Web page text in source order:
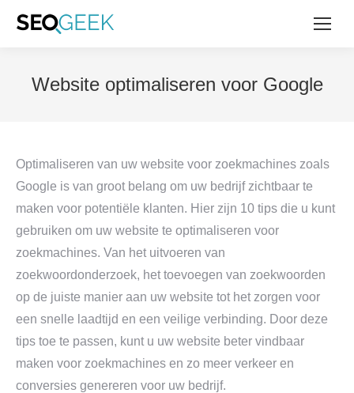
Website optimaliseren voor Google
Optimaliseren van uw website voor zoekmachines zoals
Google is van groot belang om uw bedrijf zichtbaar te
maken voor potentiële klanten. Hier zijn 10 tips die u kunt
gebruiken om uw website te optimaliseren voor
zoekmachines. Van het uitvoeren van
zoekwoordonderzoek, het toevoegen van zoekwoorden
op de juiste manier aan uw website tot het zorgen voor
een snelle laadtijd en een veilige verbinding. Door deze
tips toe te passen, kunt u uw website beter vindbaar
maken voor zoekmachines en zo meer verkeer en
conversies genereren voor uw bedrijf.